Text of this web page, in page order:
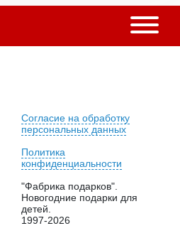
Согласие на обработку
персональных данных
Политика
конфиденциальности
"Фабрика подарков".
Новогодние подарки для
детей.
1997-2026